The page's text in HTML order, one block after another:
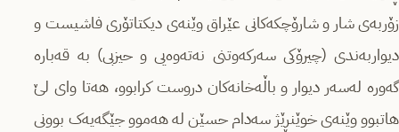
زۆربەی شار و شارۆچکەکانی عێراق وێنەی دیکتاتۆری فاشیست و
دیواربەندی (چیرۆکی سەرکەوتنی نەتەوەیی و حیزبی) بە قەبارە
گەورە لەسەر دیوار و باڵەخانەکان دروست کرابوو، هەتا وای لێ
هاتبوو وێنەی خوێنڕێژ سەدام حسێن لە هەموو جێگەیەک بوونی